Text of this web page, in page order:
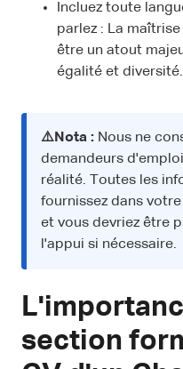
Incluez toute
parlez : La
être un atout
égalité et diversité.
⚠️Nota : Nous ne
demandeurs
réalité. Toutes les
fournissez dans
et vous devriez être
l'appui si nécessaire.
section